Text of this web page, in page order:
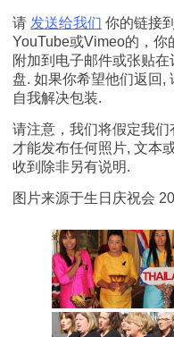
请 发送给我们 你的链接
YouTube或Vimeo的，你
附加到电子邮件或张贴
盘. 如果你希望他们返回,
自我解决包装.
请注意，我们将假定我们
才能发布任何照片, 文本
收到除非另有说明.
图片来源于生日庆祝会